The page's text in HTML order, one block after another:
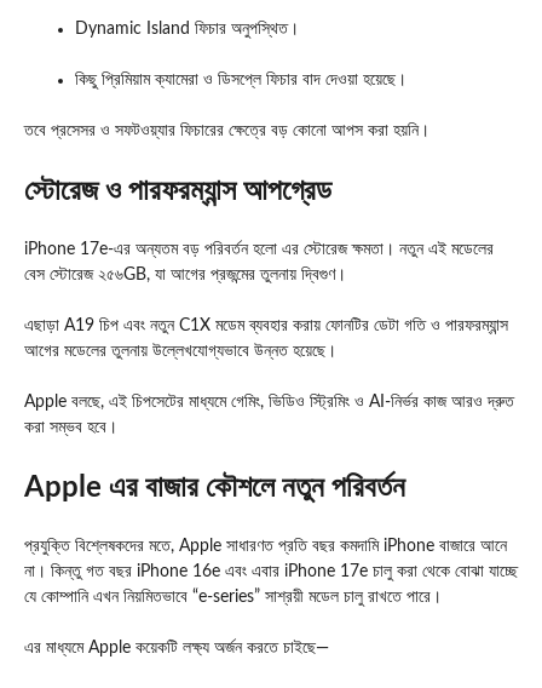
Dynamic Island ফিচার অনুপস্থিত।
কিছু প্রিমিয়াম ক্যামেরা ও ডিসপ্লে ফিচার বাদ দেওয়া হয়েছে।
তবে প্রসেসর ও সফটওয়্যার ফিচারের ক্ষেত্রে বড় কোনো আপস করা হয়নি।
স্টোরেজ ও পারফরম্যান্স আপগ্রেড
iPhone 17e-এর অন্যতম বড় পরিবর্তন হলো এর স্টোরেজ ক্ষমতা। নতুন এই মডেলের
বেস স্টোরেজ ২৫৬GB, যা আগের প্রজন্মের তুলনায় দ্বিগুণ।
এছাড়া A19 চিপ এবং নতুন C1X মডেম ব্যবহার করায় ফোনটির ডেটা গতি ও পারফরম্যান্স
আগের মডেলের তুলনায় উল্লেখযোগ্যভাবে উন্নত হয়েছে।
Apple বলছে, এই চিপসেটের মাধ্যমে গেমিং, ভিডিও স্ট্রিমিং ও AI-নির্ভর কাজ আরও দ্রুত
করা সম্ভব হবে।
Apple এর বাজার কৌশলে নতুন পরিবর্তন
প্রযুক্তি বিশ্লেষকদের মতে, Apple সাধারণত প্রতি বছর কমদামি iPhone বাজারে আনে
না। কিন্তু গত বছর iPhone 16e এবং এবার iPhone 17e চালু করা থেকে বোঝা যাচ্ছে
যে কোম্পানি এখন নিয়মিতভাবে “e-series” সাশ্রয়ী মডেল চালু রাখতে পারে।
এর মাধ্যমে Apple কয়েকটি লক্ষ্য অর্জন করতে চাইছে—